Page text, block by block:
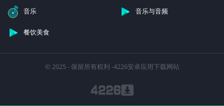
音乐 音乐与音频
餐饮美食
© 2025 - 保留所有权利 -4226安卓应用下载网站